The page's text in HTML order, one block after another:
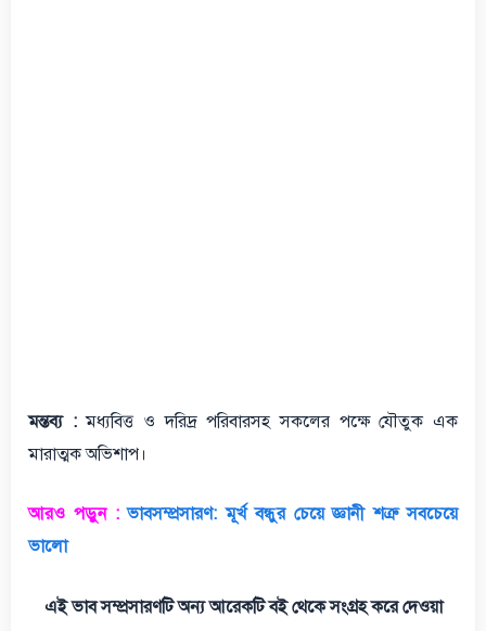
মন্তব্য :মধ্যবিত্ত ও দরিদ্র পরিবারসহ সকলের পক্ষে যৌতুক এক
মারাত্মক অভিশাপ।
আরও পড়ুন : ভাবসম্প্রসারণ: মূর্খ বন্ধুর চেয়ে জ্ঞানী শত্রু সবচেয়ে
ভালো
এই ভাব সম্প্রসারণটি অন্য আরেকটি বই থেকে সংগ্রহ করে দেওয়া